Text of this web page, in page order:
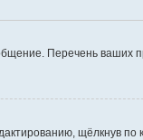
Перечень ваших
щёлкнув по